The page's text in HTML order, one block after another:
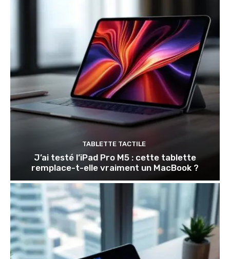
TABLETTE TACTILE
J’ai testé l’iPad Pro M5 : cette tablette
remplace-t-elle vraiment un MacBook ?